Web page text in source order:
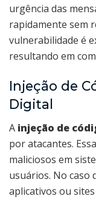
urgência das
rapidamente sem
vulnerabilidade é
resultando em
Injeção de
Digital
A injeção de
por atacantes.
maliciosos em
usuários. No caso
aplicativos ou